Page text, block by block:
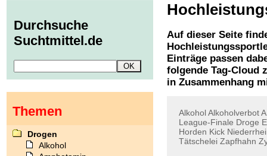
Auf dieser Seite
Einträge passen
folgende Tag-Cloud
in Zusammenhang
AlkoholAlkoholverbot
League-Finale Droge
Horden Kick
Tätschelei Zapfhahn
Durchsuche
Suchtmittel.de
Themen
Drogen
Alkohol